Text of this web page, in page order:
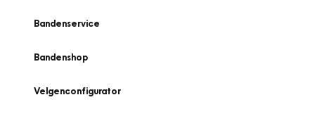
Bandenservice
Bandenshop
Velgenconfigurator